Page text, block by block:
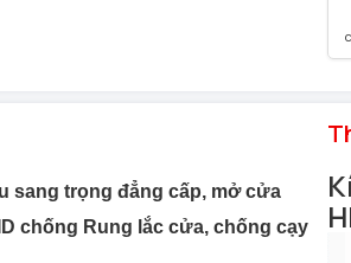
sang trọng đẳng cấp, mở cửa
chống Rung lắc cửa, chống cạy